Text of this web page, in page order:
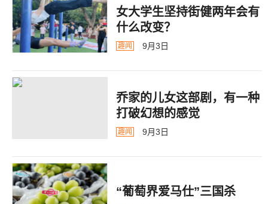
女大学生坚持街健两年会有
什么改变？
趣闻 9月3日
乔家的儿女这部剧，有一种
打破幻想的感觉
趣闻 9月3日
“葡萄界爱马仕”三国杀